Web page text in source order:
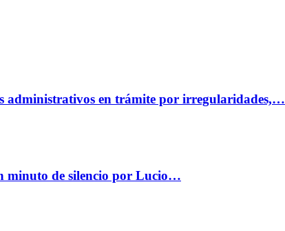
administrativos en trámite por irregularidades,…
minuto de silencio por Lucio…